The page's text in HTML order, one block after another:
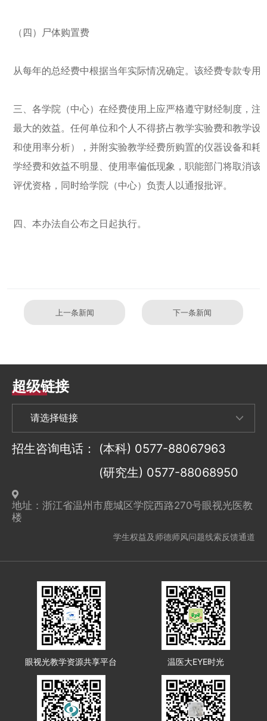
（四）尸体购置费
从每年的总经费中根据当年实际情况确定。该经费专款专用
三、各学院（中心）在经费使用上应严格遵守财经制度，
最大的效益。任何单位和个人不得挤占教学实验费和教学设
和使用率分析），并附实验教学经费所购置的仪器设备和
学经费和效益不明显、使用率偏低现象，职能部门将取消
评优资格，同时给学院（中心）负责人以通报批评。
四、本办法自公布之日起执行。
上一条新闻 下一条新闻
超级链接
招生咨询电话： (本科) 0577-88067963
(研究生) 0577-88068950
地址：浙江省温州市鹿城区学院西路270号眼视光医教
楼
学生权益及师德师风问题线索反馈通道
眼视光教学资源共享平台 温医大EYE时光